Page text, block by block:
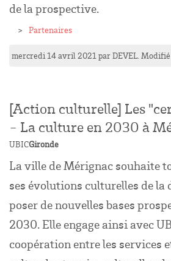
de la prospective.
Partenaires
mercredi 14 avril 2021parDEVEL.
[Action culturelle] Les
- La culture en 2030 à
UBICGironde
La ville de Mérignac souhaite
ses évolutions culturelles de la
poser de nouvelles bases
2030. Elle engage ainsi avec
coopération entre les services